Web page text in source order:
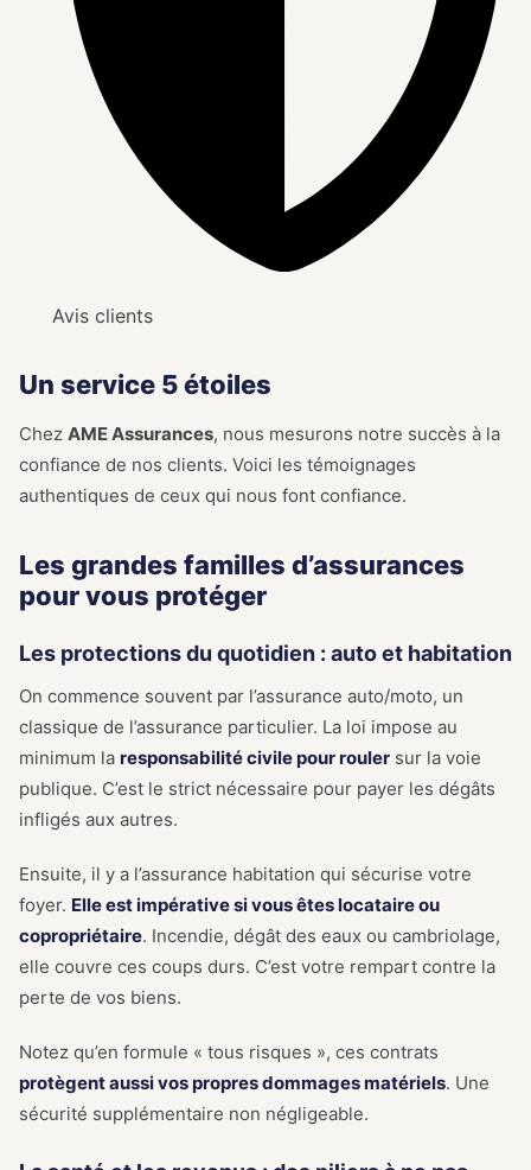
Avis clients
Un service 5 étoiles
Chez AME Assurances, nous mesurons notre succès à la
confiance de nos clients. Voici les témoignages
authentiques de ceux qui nous font confiance.
Les grandes familles d’assurances
pour vous protéger
Les protections du quotidien : auto et habitation
On commence souvent par l’assurance auto/moto, un
classique de l’assurance particulier. La loi impose au
minimum la responsabilité civile pour rouler sur la voie
publique. C’est le strict nécessaire pour payer les dégâts
infligés aux autres.
Ensuite, il y a l’assurance habitation qui sécurise votre
foyer. Elle est impérative si vous êtes locataire ou
copropriétaire. Incendie, dégât des eaux ou cambriolage,
elle couvre ces coups durs. C’est votre rempart contre la
perte de vos biens.
Notez qu’en formule « tous risques », ces contrats
protègent aussi vos propres dommages matériels. Une
sécurité supplémentaire non négligeable.